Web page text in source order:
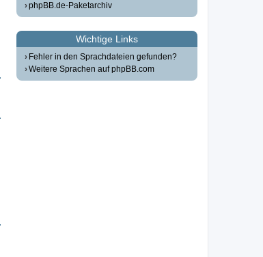
phpBB.de-Paketarchiv
Wichtige Links
Fehler in den Sprachdateien gefunden?
Weitere Sprachen auf phpBB.com